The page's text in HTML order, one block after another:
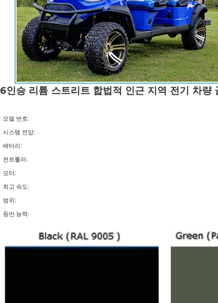
6인승 리튬 스트리트 합법적 인근 지역 전기 차
모델 번호:
시스템 전압:
배터리:
컨트롤러:
모터:
최고 속도:
범위:
등반 능력: